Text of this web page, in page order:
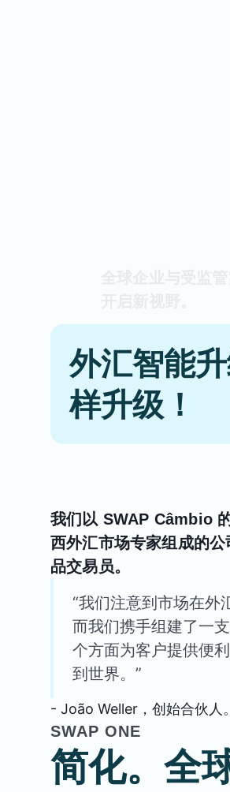
外汇智能
样升级！
我们以 SWAP Câmbio
西外汇市场专家组成的
品交易员。
“我们注意到市场在外
而我们携手组建了一
个方面为客户提供便
到世界。”
- João Weller，创始合伙人。
SWAP ONE
简化。全